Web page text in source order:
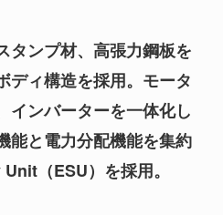
タンプ材、高張力鋼板を
ディ構造を採用。モータ
インバーターを一体化し
能と電力分配機能を集約
（ESU）を採用。